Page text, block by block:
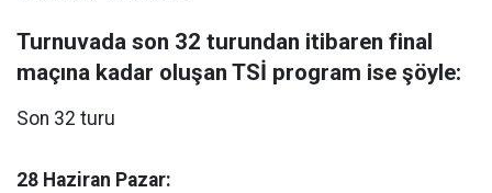
Turnuvada son 32 turundan itibaren final
maçına kadar oluşan TSİ program ise şöyle:
Son 32 turu
28 Haziran Pazar: